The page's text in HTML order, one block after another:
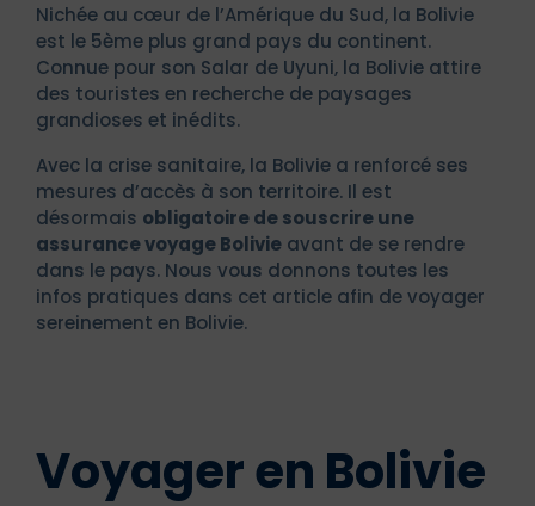
Nichée au cœur de l’Amérique du Sud, la Bolivie
est le 5ème plus grand pays du continent.
Connue pour son Salar de Uyuni, la Bolivie attire
des touristes en recherche de paysages
grandioses et inédits.
Avec la crise sanitaire, la Bolivie a renforcé ses
mesures d’accès à son territoire. Il est
désormais obligatoire de souscrire une
assurance voyage Bolivie avant de se rendre
dans le pays. Nous vous donnons toutes les
infos pratiques dans cet article afin de voyager
sereinement en Bolivie.
Voyager en Bolivie